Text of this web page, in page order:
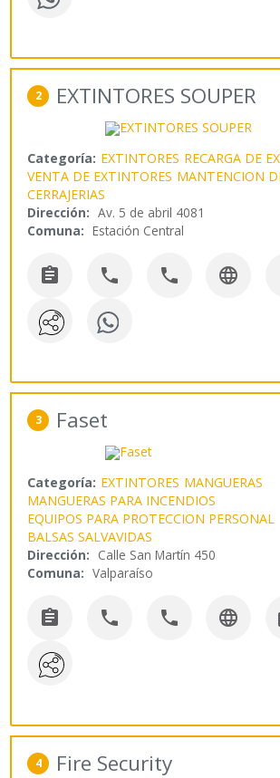
2 EXTINTORES SOUPER
Categoría: EXTINTORES RECARGA DE
VENTA DE EXTINTORES MANTENCION
CERRAJERIAS
Dirección: Av. 5 de abril 4081
Comuna: Estación Central
   
3 Faset
Categoría: EXTINTORES MANGUERAS
MANGUERAS PARA INCENDIOS
EQUIPOS PARA PROTECCION PERSONAL
BALSAS SALVAVIDAS
Dirección: Calle San Martín 450
Comuna: Valparaíso
   
4 Fire Security